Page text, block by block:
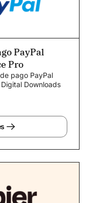
PayPal
Pro
pago PayPal
Downloads